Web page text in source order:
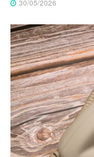
30/05/2026